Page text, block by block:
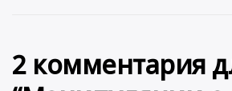
2 комментария